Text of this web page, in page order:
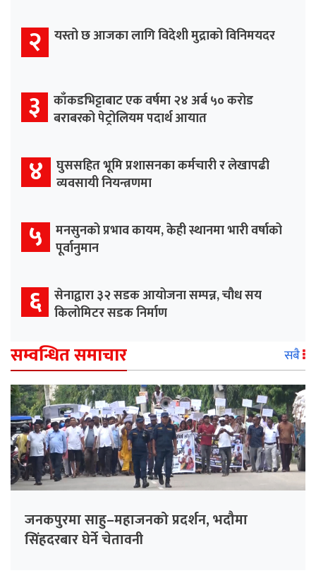
२ यस्तो छ आजका लागि विदेशी मुद्राको विनिमयदर
३ काँकडभिट्टाबाट एक वर्षमा २४ अर्ब ५० करोड
बराबरको पेट्रोलियम पदार्थ आयात
४ घुससहित भूमि प्रशासनका कर्मचारी र लेखापढी
व्यवसायी नियन्त्रणमा
५ मनसुनको प्रभाव कायम, केही स्थानमा भारी वर्षाको
पूर्वानुमान
६ सेनाद्वारा ३२ सडक आयोजना सम्पन्न, चौध सय
किलोमिटर सडक निर्माण
सम्वन्धित समाचार सबै
जनकपुरमा साहु–महाजनको प्रदर्शन, भदौमा
सिंहदरबार घेर्ने चेतावनी